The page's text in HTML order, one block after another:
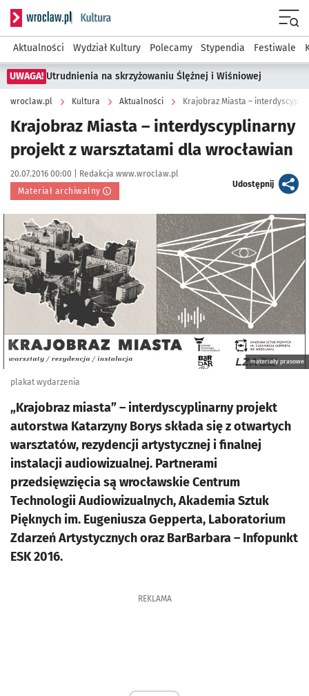
Serwis informacyjny wroclaw.pl podserwis: Kultura
Aktualności Wydział Kultury Polecamy Stypendia Festiwale
UWAGA! Utrudnienia na skrzyżowaniu Ślężnej i Wiśniowej
wroclaw.pl Kultura Aktualności Krajobraz Miasta –
Krajobraz Miasta – interdyscyplinarny
projekt z warsztatami dla wrocławian
Data publikacji:
20.07.2016 00:00 | Autor:
Redakcja www.wroclaw.pl
Materiał archiwalny
Udostępnijartykuł
Kliknij, aby powiększyć
materiały prasowe
plakat wydarzenia
„Krajobraz miasta” – interdyscyplinarny projekt
autorstwa Katarzyny Borys składa się z otwartych
warsztatów, rezydencji artystycznej i finalnej
instalacji audiowizualnej. Partnerami
przedsięwzięcia są wrocławskie Centrum
Technologii Audiowizualnych, Akademia Sztuk
Pięknych im. Eugeniusza Gepperta, Laboratorium
Zdarzeń Artystycznych oraz BarBarbara – Infopunkt
ESK 2016.
REKLAMA